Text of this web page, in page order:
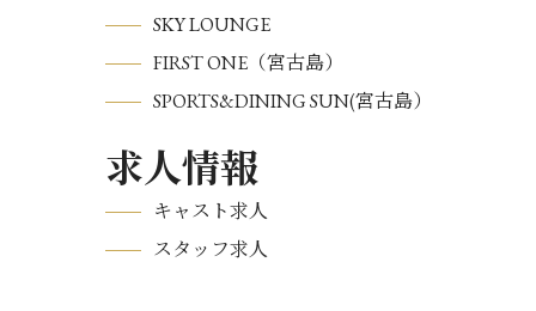
SKY LOUNGE
FIRST ONE（宮古島）
SPORTS&DINING SUN(宮古島）
求人情報
キャスト求人
スタッフ求人